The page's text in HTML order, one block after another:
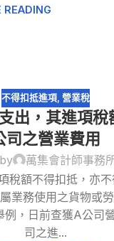
READING
不得扣抵進項, 營業稅
出，其進項
司之營業費用
萬集會計師事務
稅額不得扣抵，亦
業務使用之貨物或
，日前查獲A公司
司之進...